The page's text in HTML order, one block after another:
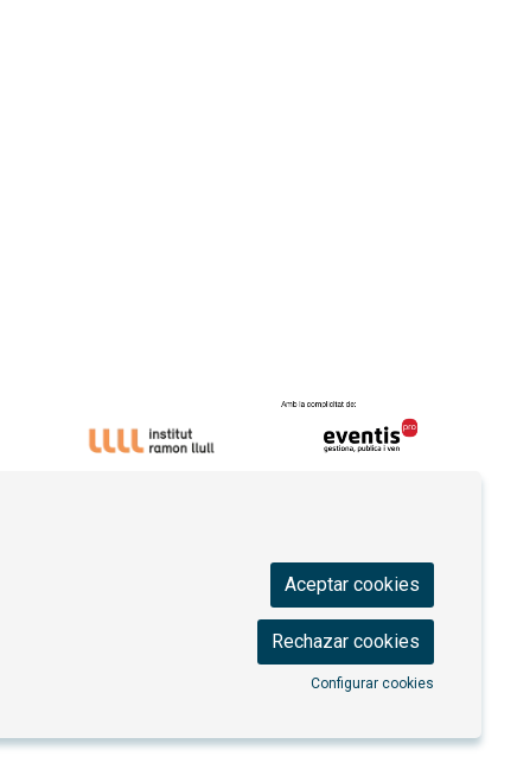
Aceptar cookies
Rechazar cookies
Configurar cookies